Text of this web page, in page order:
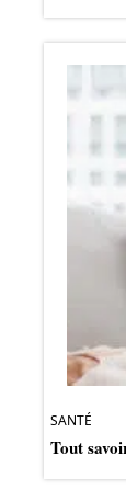
SANTÉ
Tout